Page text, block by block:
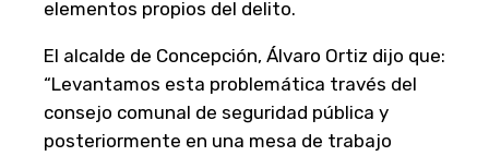
elementos propios del delito.
El alcalde de Concepción, Álvaro Ortiz dijo que:
“Levantamos esta problemática través del
consejo comunal de seguridad pública y
posteriormente en una mesa de trabajo